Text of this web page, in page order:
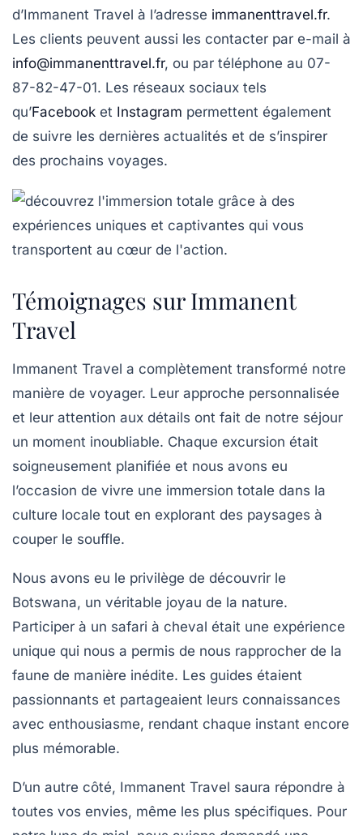
d’Immanent Travel à l’adresse immanenttravel.fr.
Les clients peuvent aussi les contacter par e-mail à
info@immanenttravel.fr, ou par téléphone au 07-
87-82-47-01. Les réseaux sociaux tels
qu’Facebook et Instagram permettent également
de suivre les dernières actualités et de s’inspirer
des prochains voyages.
Témoignages sur Immanent
Travel
Immanent Travel a complètement transformé notre
manière de voyager. Leur approche personnalisée
et leur attention aux détails ont fait de notre séjour
un moment inoubliable. Chaque excursion était
soigneusement planifiée et nous avons eu
l’occasion de vivre une immersion totale dans la
culture locale tout en explorant des paysages à
couper le souffle.
Nous avons eu le privilège de découvrir le
Botswana, un véritable joyau de la nature.
Participer à un safari à cheval était une expérience
unique qui nous a permis de nous rapprocher de la
faune de manière inédite. Les guides étaient
passionnants et partageaient leurs connaissances
avec enthousiasme, rendant chaque instant encore
plus mémorable.
D’un autre côté, Immanent Travel saura répondre à
toutes vos envies, même les plus spécifiques. Pour